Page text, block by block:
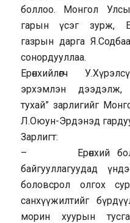
боллоо. Монгол
гарын үсэг зурж,
газрын дарга
сонордууллаа.
Ерөнхийлөгч
эрхэмлэн дээдэлж,
тухай” зарлигийг
Л.Оюун-Эрдэнэд
Зарлигт:
– Ерөнхий
байгууллагуудад
боловсрол олгох
санхүүжилтийг
морин хуурын